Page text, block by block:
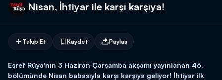
Nisan, İhtiyar ile karşı karşıya!
Takip Et Kaydet Paylaş
Eşref Rüya'nın 3 Haziran Çarşamba akşamı yayınlanan 46.
bölümünde Nisan babasıyla karşı karşıya geliyor! İhtiyar ilk